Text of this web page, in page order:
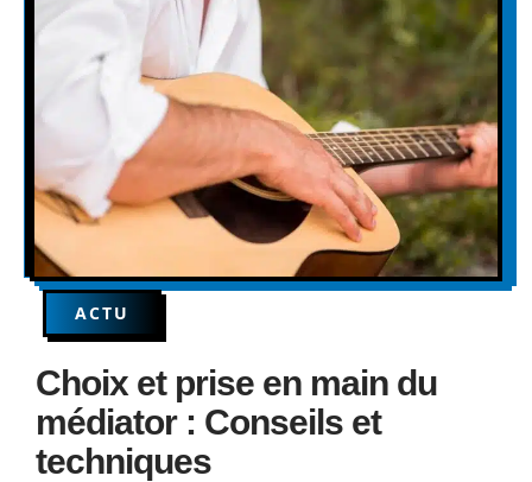
ACTU
Choix et prise en main du
médiator : Conseils et
techniques